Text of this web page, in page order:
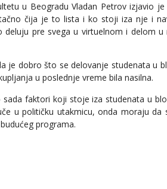
u Beogradu Vladan Petrov izjavio
čija je to lista i ko stoji iza nje i
deluju pre svega u virtuelnom i delom
je dobro što se delovanje studenata u
u poslednje vreme bila nasilna.
faktori koji stoje iza studenata u
u političku utakmicu, onda moraju
programa.